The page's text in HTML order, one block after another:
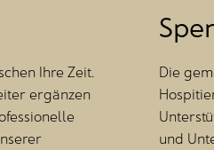
Ihre Zeit.
ergänzen
Die
und